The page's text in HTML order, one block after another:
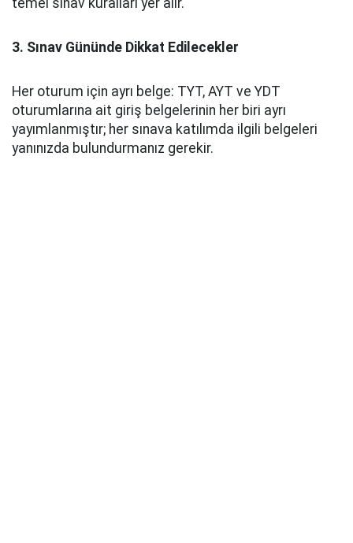
temel sınav kuralları yer alır.
3. Sınav Gününde Dikkat Edilecekler
Her oturum için ayrı belge: TYT, AYT ve YDT
oturumlarına ait giriş belgelerinin her biri ayrı
yayımlanmıştır; her sınava katılımda ilgili belgeleri
yanınızda bulundurmanız gerekir.